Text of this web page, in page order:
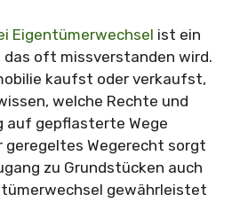
Eigentümerwechsel ist ein
das oft missverstanden wird.
kaufst oder verkaufst,
welche Rechte und
auf gepflasterte Wege
geregeltes Wegerecht sorgt
zu Grundstücken auch
gewährleistet